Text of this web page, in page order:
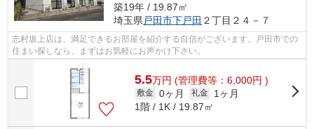
築19年 / 19.87㎡
埼玉県 戸田市下戸田 ２丁目２４－７
志村坂上店は、満足できるお部屋を紹介する自信がございます。戸田市での
住まい探しなら、まずはお気軽にお声かけ下さい。
5.5万円 (管理費等：6,000円 )
敷金 0ヶ月 礼金
1ヶ月
1階 / 1K / 19.87㎡